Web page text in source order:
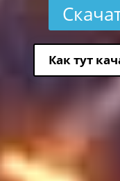
Как тут